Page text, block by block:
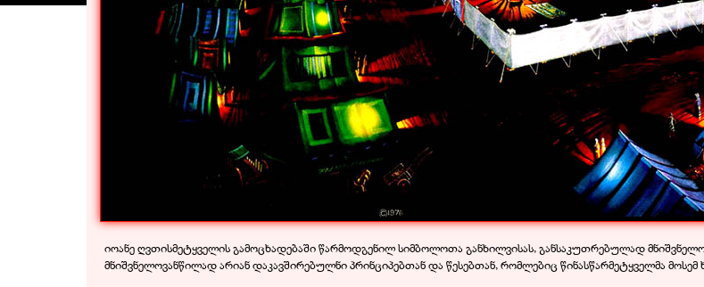
იოანე ღვთისმეტყველის გამოცხადებაში წარმოდგენილ სიმბოლოთა განხილვისას, განსაკუთრებულად
მნიშვნელოვანწილად არიან დაკავშირებულნი პრინციპებთან და წესებთან, რომლებიც წინასწარმეტყველმა